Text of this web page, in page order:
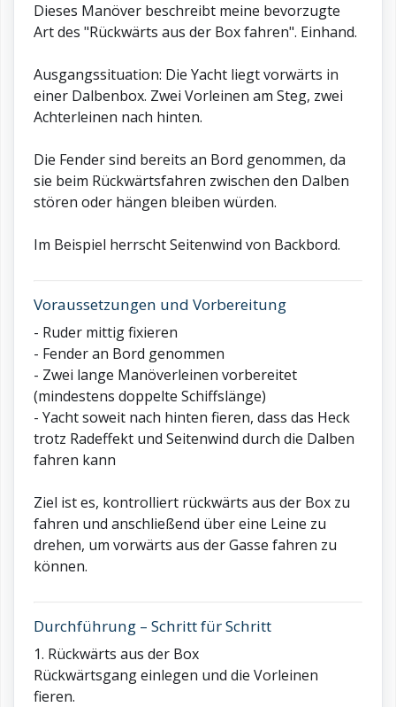
Dieses Manöver beschreibt meine bevorzugte
Art des "Rückwärts aus der Box fahren". Einhand.
Ausgangssituation: Die Yacht liegt vorwärts in
einer Dalbenbox. Zwei Vorleinen am Steg, zwei
Achterleinen nach hinten.
Die Fender sind bereits an Bord genommen, da
sie beim Rückwärtsfahren zwischen den Dalben
stören oder hängen bleiben würden.
Im Beispiel herrscht Seitenwind von Backbord.
Voraussetzungen und Vorbereitung
- Ruder mittig fixieren
- Fender an Bord genommen
- Zwei lange Manöverleinen vorbereitet
(mindestens doppelte Schiffslänge)
- Yacht soweit nach hinten fieren, dass das Heck
trotz Radeffekt und Seitenwind durch die Dalben
fahren kann
Ziel ist es, kontrolliert rückwärts aus der Box zu
fahren und anschließend über eine Leine zu
drehen, um vorwärts aus der Gasse fahren zu
können.
Durchführung – Schritt für Schritt
1. Rückwärts aus der Box
Rückwärtsgang einlegen und die Vorleinen
fieren.